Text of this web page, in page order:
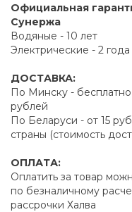
Официальная
Сунержа
Водяные - 10 лет
Электрические - 2 года
ДОСТАВКА:
По Минску - бесплатно
рублей
По Беларуси - от 15
страны (стоимость
ОПЛАТА:
Оплатить за товар
по безналичному
рассрочки Халва